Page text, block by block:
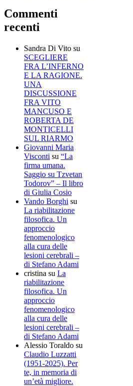
Commenti
recenti
Sandra Di Vito su
SCEGLIERE
FRA L’INFERNO
E LA RAGIONE.
UNA
DISCUSSIONE
FRA VITO
MANCUSO E
ROBERTA DE
MONTICELLI
SUL RIARMO
Giovanni Maria
Visconti su “La
firma umana.
Saggio su Tzvetan
Todorov” – Il libro
di Giulia Cosio
Vando Borghi su
La riabilitazione
filosofica. Un
approccio
fenomenologico
alla cura delle
lesioni cerebrali –
di Stefano Adami
cristina su La
riabilitazione
filosofica. Un
approccio
fenomenologico
alla cura delle
lesioni cerebrali –
di Stefano Adami
Alessio Toraldo su
Claudio Luzzatti
(1951-2025). Per
te, in memoria di
un’età migliore.